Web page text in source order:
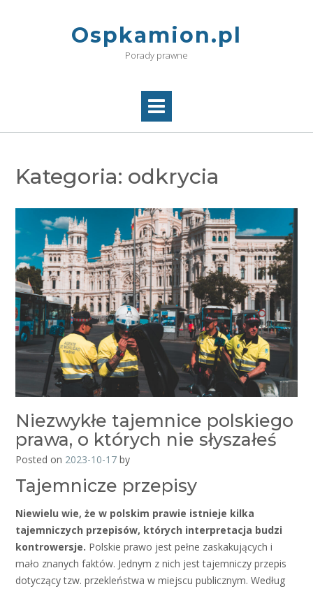
Ospkamion.pl
Porady prawne
Kategoria: odkrycia
Niezwykłe tajemnice polskiego
prawa, o których nie słyszałeś
Posted on 2023-10-17 by
Tajemnicze przepisy
Niewielu wie, że w polskim prawie istnieje kilka
tajemniczych przepisów, których interpretacja budzi
kontrowersje. Polskie prawo jest pełne zaskakujących i
mało znanych faktów. Jednym z nich jest tajemniczy przepis
dotyczący tzw. przekleństwa w miejscu publicznym. Według